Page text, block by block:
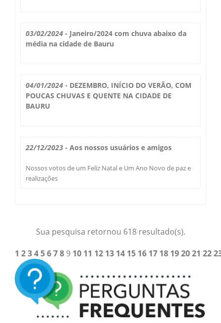
Balanços Mensais
03/02/2024 - Janeiro/2024 com chuva abaixo da
média na cidade de Bauru
04/01/2024 - DEZEMBRO, INÍCIO DO VERÃO, COM
POUCAS CHUVAS E QUENTE NA CIDADE DE
BAURU
22/12/2023 - Aos nossos usuários e amigos
Nossos votos de um Feliz Natal e Um Ano Novo de paz e
realizações
Sua pesquisa retornou 618 resultado(s).
1 2345678 9 10 11 12 13 14 15 16 17 18 192021 22